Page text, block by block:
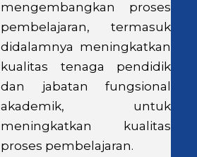
mengembangkan proses
pembelajaran, termasuk
didalamnya meningkatkan
kualitas tenaga pendidik
dan jabatan fungsional
akademik, untuk
meningkatkan kualitas
proses pembelajaran.